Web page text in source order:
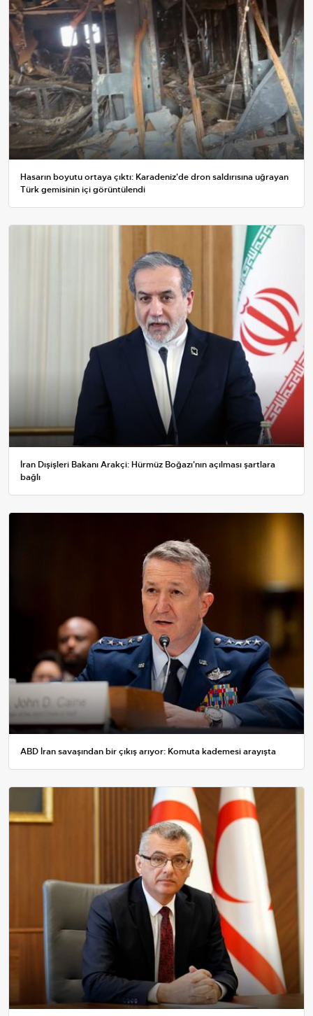
Hasarın boyutu ortaya çıktı: Karadeniz'de dron saldırısına uğrayan
Türk gemisinin içi görüntülendi
İran Dışişleri Bakanı Arakçi: Hürmüz Boğazı'nın açılması şartlara
bağlı
ABD İran savaşından bir çıkış arıyor: Komuta kademesi arayışta